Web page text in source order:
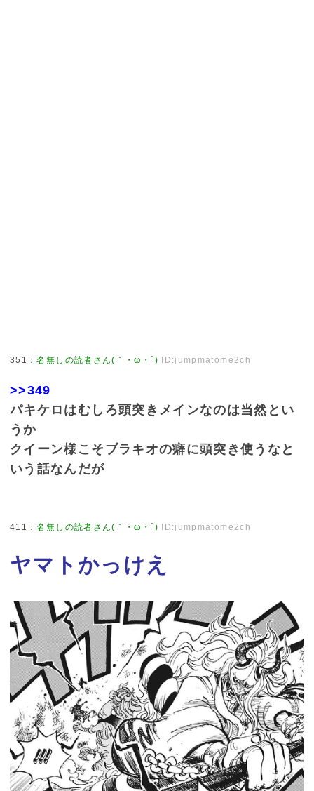
351 ：名無しの読者さん(｀・ω・´) ID:jumpmatome2ch
>>349
パキケロはむしろ頭突きメインなのは当然とい
うか
クイーン様こそブラキオの癖に頭突き使うなと
いう話なんだが
411 ：名無しの読者さん(｀・ω・´) ID:jumpmatome2ch
ヤマトかっけえ